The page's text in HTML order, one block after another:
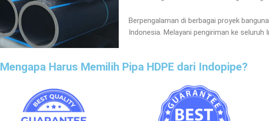
Berpengalaman di berbagai proyek
Indonesia. Melayani pengiriman ke seluruh
Mengapa Harus Memilih Pipa HDPE dari Indopipe?